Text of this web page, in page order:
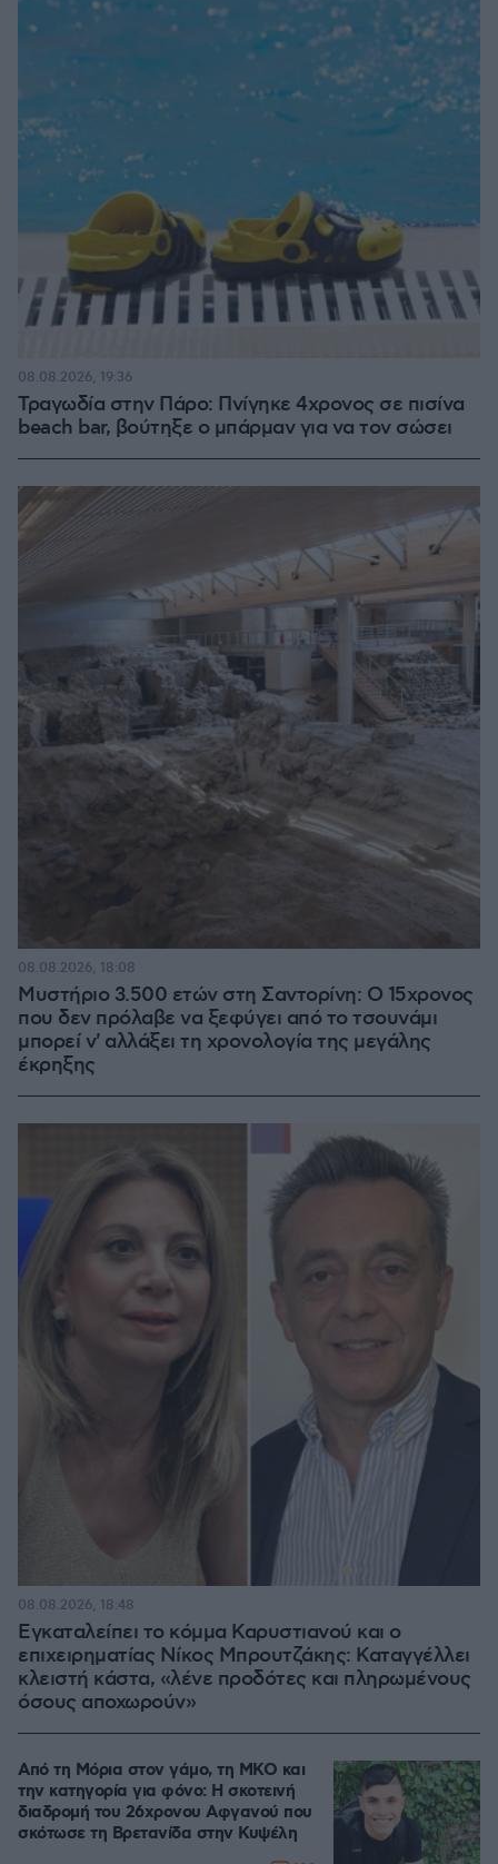
Τραγωδία στην Πάρο: Πνίγηκε 4χρονος σε πισίνα
beach bar, βούτηξε ο μπάρμαν για να τον σώσει
08.08.2026, 19:36
Μυστήριο 3.500 ετών στη Σαντορίνη: Ο 15χρονος
που δεν πρόλαβε να ξεφύγει από το τσουνάμι
μπορεί ν' αλλάξει τη χρονολογία της μεγάλης
έκρηξης
08.08.2026, 18:08
Εγκαταλείπει το κόμμα Καρυστιανού και ο
επιχειρηματίας Νίκος Μπρουτζάκης: Καταγγέλλει
κλειστή κάστα, «λένε προδότες και πληρωμένους
όσους αποχωρούν»
08.08.2026, 18:48
Από τη Μόρια στον γάμο, τη ΜΚΟ και
την κατηγορία για φόνο: Η σκοτεινή
διαδρομή του 26χρονου Αφγανού που
σκότωσε τη Βρετανίδα στην Κυψέλη